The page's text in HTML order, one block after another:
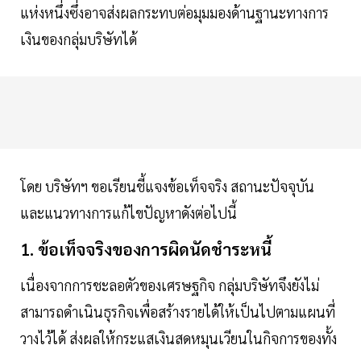
แห่งหนึ่งซึ่งอาจส่งผลกระทบต่อมุมมองด้านฐานะทางการ
เงินของกลุ่มบริษัทได้
โดย บริษัทฯ ขอเรียนชี้แจงข้อเท็จจริง สถานะปัจจุบัน
และแนวทางการแก้ไขปัญหาดังต่อไปนี้
1. ข้อเท็จจริงของการผิดนัดชำระหนี้
เนื่องจากการชะลอตัวของเศรษฐกิจ กลุ่มบริษัทจึงยังไม่
สามารถดำเนินธุรกิจเพื่อสร้างรายได้ให้เป็นไปตามแผนที่
วางไว้ได้ ส่งผลให้กระแสเงินสดหมุนเวียนในกิจการของทั้ง